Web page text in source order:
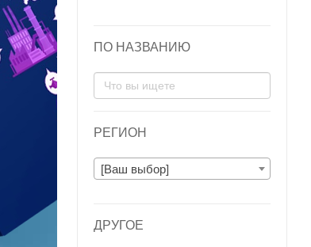
ПО НАЗВАНИЮ
РЕГИОН
[Ваш выбор]
ДРУГОЕ